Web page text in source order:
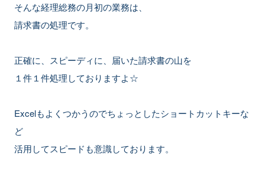
そんな経理総務の月初の業務は、
請求書の処理です。
正確に、スピーディに、届いた請求書の山を
１件１件処理しておりますよ☆
Excelもよくつかうのでちょっとしたショートカットキーな
ど
活用してスピードも意識しております。